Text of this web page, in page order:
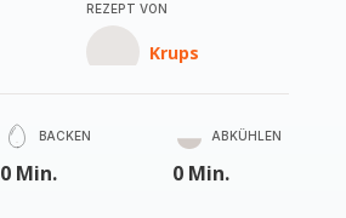
REZEPT VON
Krups
BACKEN
0 Min.
ABKÜHLEN
0 Min.